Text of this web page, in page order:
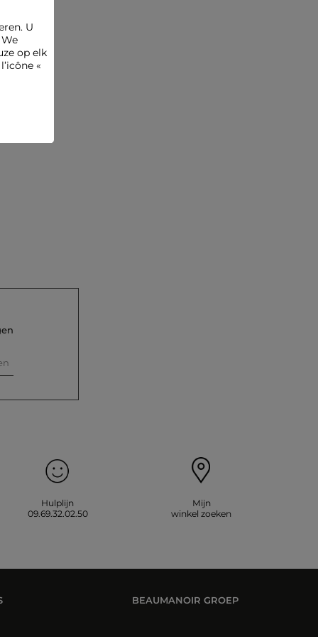
Hulplijn
09.69.32.02.50
Mijn
winkel zoeken
BEAUMANOIR GROEP
U
op elk
«